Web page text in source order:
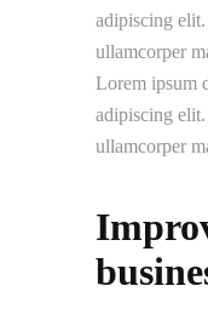
adipiscing
ullamcorper
Lorem ipsum
adipiscing
ullamcorper